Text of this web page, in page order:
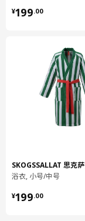
包装信息
保养说明和环境和
¥199.00
¥ 199.00
SKOGSSALLAT 思克
浴衣, 小号/中号
¥199.00
¥ 199.00